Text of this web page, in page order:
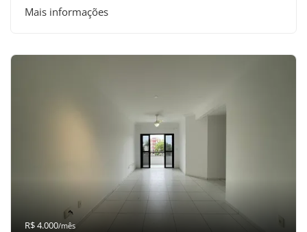
Mais informações
R$ 4.000/mês